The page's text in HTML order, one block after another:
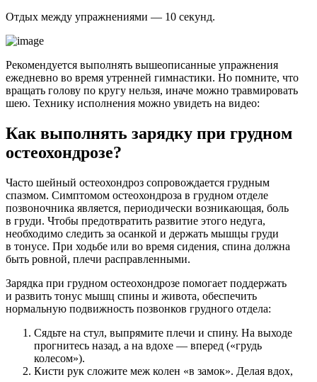
Отдых между упражнениями — 10 секунд.
Рекомендуется выполнять вышеописанные упражнения
ежедневно во время утренней гимнастики. Но помните, что
вращать голову по кругу нельзя, иначе можно травмировать
шею. Технику исполнения можно увидеть на видео:
Как выполнять зарядку при грудном
остеохондрозе?
Часто шейный остеохондроз сопровождается грудным
спазмом. Симптомом остеохондроза в грудном отделе
позвоночника является, периодически возникающая, боль
в груди. Чтобы предотвратить развитие этого недуга,
необходимо следить за осанкой и держать мышцы груди
в тонусе. При ходьбе или во время сидения, спина должна
быть ровной, плечи расправленными.
Зарядка при грудном остеохондрозе помогает поддержать
и развить тонус мышц спины и живота, обеспечить
нормальную подвижность позвонков грудного отдела:
Сядьте на стул, выпрямите плечи и спину. На выходе
прогнитесь назад, а на вдохе — вперед («грудь
колесом»).
Кисти рук сложите меж колен «в замок». Делая вдох,